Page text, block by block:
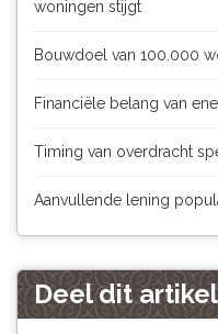
woningen stijgt
Bouwdoel van 100.000
Financiële belang van
Timing van overdracht
Aanvullende lening
Deel dit artikel